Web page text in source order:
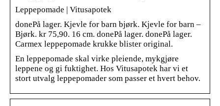
Leppepomade | Vitusapotek
donePå lager. Kjevle for barn bjørk. Kjevle for barn –
Bjørk. kr 75,90. 16 cm. donePå lager. donePå lager.
Carmex leppepomade krukke blister original.
En leppepomade skal virke pleiende, mykgjøre
leppene og gi fuktighet. Hos Vitusapotek har vi et
stort utvalg leppepomader som passer et hvert behov.